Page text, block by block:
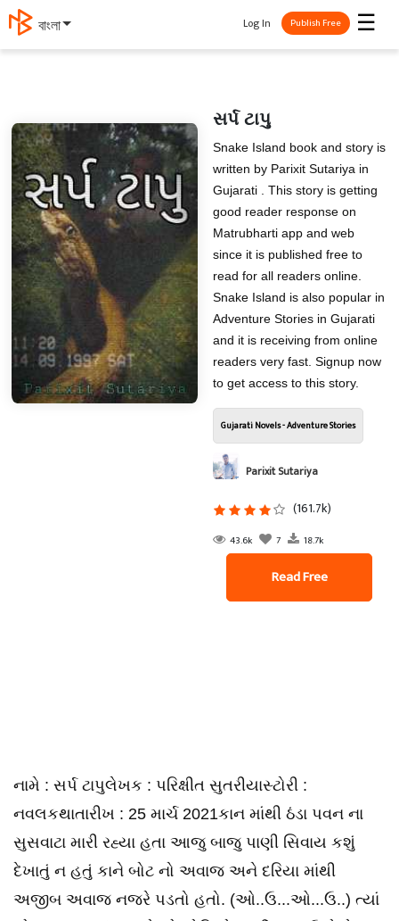
বাংলা ☰
Log In Publish Free
સર્પ ટાપુ
Snake Island book and story is
written by Parixit Sutariya in
Gujarati . This story is getting
good reader response on
Matrubharti app and web
since it is published free to
read for all readers online.
Snake Island is also popular in
Adventure Stories in Gujarati
and it is receiving from online
readers very fast. Signup now
to get access to this story.
Gujarati Novels - Adventure Stories
Parixit Sutariya
(161.7k)
43.6k 7 18.7k
Read Free
નામે : સર્પ ટાપુલેખક : પરિક્ષીત સુતરીયાસ્ટોરી :
નવલકથાતારીખ : 25 માર્ચ 2021કાન માંથી ઠંડા પવન ના
સુસવાટા મારી રહ્યા હતા આજુ બાજુ પાણી સિવાય કશું
દેખાતું ન હતું કાને બોટ નો અવાજ અને દરિયા માંથી
અજીબ અવાજ નજરે પડતો હતો. (ઓ..ઉ...ઓ...ઉ..) ત્યાં